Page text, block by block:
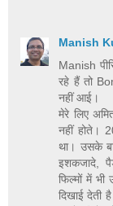
Manish
Manish
रहे हैं तो
नहीं आई।
मेरे लिए
नहीं होते।
था। उसके
इशकजादे,
फिल्मों में
दिखाई देती